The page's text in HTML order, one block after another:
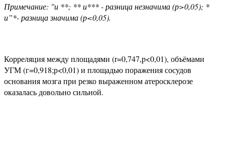
Примечание: "и **; ** и*** - разница незначима (р>0,05); *
и”*- разница значима (р<0,05).
Корреляция между площадями (r=0,747,p<0,01), объёмами
УГМ (г=0,918;р<0,01) и площадью поражения сосудов
основания мозга при резко выраженном атеросклерозе
оказалась довольно сильной.